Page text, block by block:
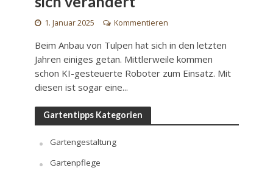
1. Januar 2025 Kommentieren
Beim Anbau von Tulpen hat sich in den letzten
Jahren einiges getan. Mittlerweile kommen
schon KI-gesteuerte Roboter zum Einsatz. Mit
diesen ist sogar eine...
Gartentipps Kategorien
Gartengestaltung
Gartenpflege